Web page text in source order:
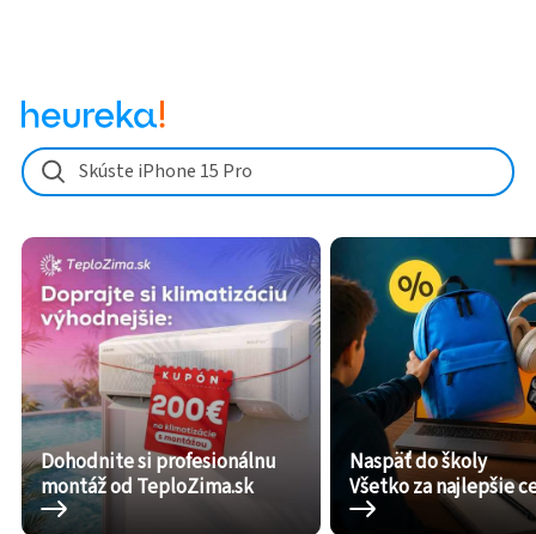
Skúste iPhone 15 Pro
Dohodnite si profesionálnu
montáž od TeploZima.sk
Naspäť do školy
Všetko za najlepšie